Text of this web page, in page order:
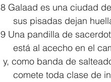
8 Galaad es una ciudad
sus pisadas dejan
9 Una pandilla de
está al acecho en el
y, como banda de
comete toda clase de